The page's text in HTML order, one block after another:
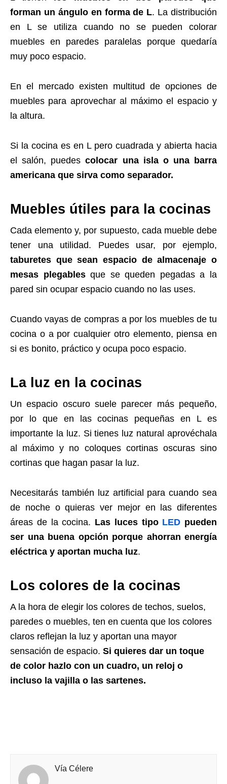
forman un ángulo en forma de L. La distribución
en L se utiliza cuando no se pueden colorar
muebles en paredes paralelas porque quedaría
muy poco espacio.
En el mercado existen multitud de opciones de
muebles para aprovechar al máximo el espacio y
la altura.
Si la cocina es en L pero cuadrada y abierta hacia
el salón, puedescolocar una isla o una barra
americana que sirva como separador.
Muebles útiles para la cocinas
Cada elemento y, por supuesto, cada mueble debe
tener una utilidad. Puedes usar, por ejemplo,
taburetes que sean espacio de almacenaje o
mesas plegablesque se queden pegadas a la
pared sin ocupar espacio cuando no las uses.
Cuando vayas de compras a por los muebles de tu
cocina o a por cualquier otro elemento, piensa en
si es bonito, práctico y ocupa poco espacio.
La luz en la cocinas
Un espacio oscuro suele parecer más pequeño,
por lo que en las cocinas pequeñas en L es
importante la luz. Si tienes luz natural aprovéchala
al máximo y no coloques cortinas oscuras sino
cortinas que hagan pasar la luz.
Necesitarás también luz artificial para cuando sea
de noche o quieras ver mejor en las diferentes
áreas de la cocina. Las luces tipo LED pueden
ser una buena opción porque ahorran energía
eléctrica y aportan mucha luz.
Los colores de la cocinas
A la hora de elegir los colores de techos, suelos,
paredes o muebles, ten en cuenta que los colores
claros reflejan la luz y aportan una mayor
sensación de espacio. Si quieres dar un toque
de color hazlo con un cuadro, un reloj o
incluso la vajilla o las sartenes.
Vía Célere